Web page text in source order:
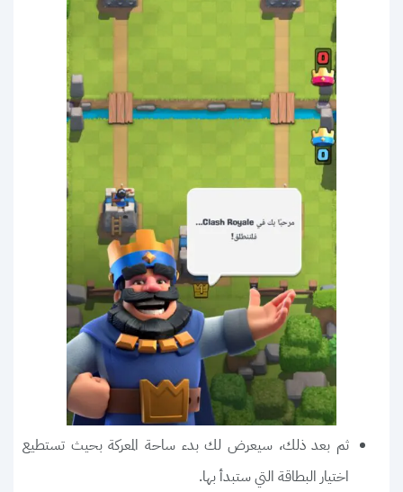
ثم بعد ذلك، سيعرض لك بدء ساحة المعركة بحيث تستطيع
اختيار البطاقة التي ستبدأ بها.